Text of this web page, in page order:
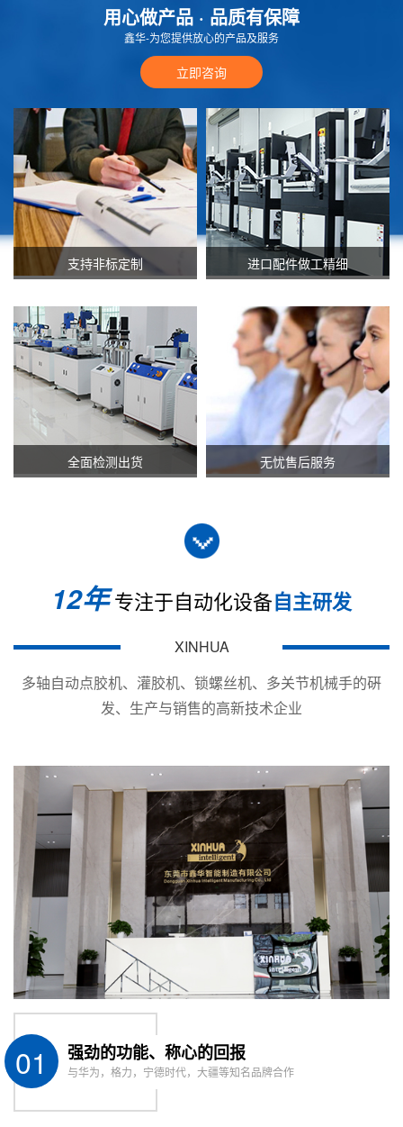
用心做产品 · 品质有保障
鑫华-为您提供放心的产品及服务
立即咨询
支持非标定制 进口配件做工精细
全面检测出货 无忧售后服务
12年 专注于自动化设备自主研发
XINHUA
多轴自动点胶机、灌胶机、锁螺丝机、多关节机械手的硏
发、生产与销售的高新技术企业
01 强劲的功能、称心的回报
与华为，格力，宁德时代，大疆等知名品牌合作